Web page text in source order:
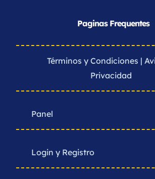
Paginas Frequentes
Términos y Condiciones |
Privacidad ​
Panel
Login y Registro